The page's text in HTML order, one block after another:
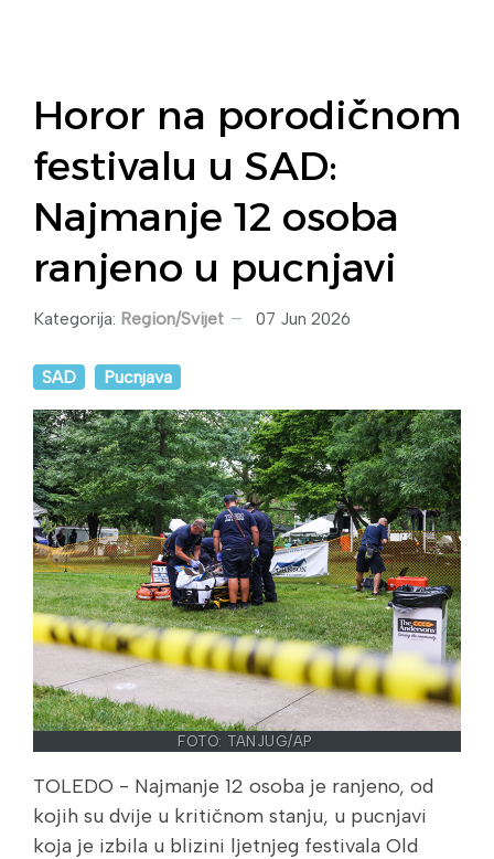
Horor na porodičnom
festivalu u SAD:
Najmanje 12 osoba
ranjeno u pucnjavi
Kategorija: Region/Svijet 07 Jun 2026
SAD Pucnjava
FOTO: TANJUG/AP
TOLEDO - Najmanje 12 osoba je ranjeno, od
kojih su dvije u kritičnom stanju, u pucnjavi
koja je izbila u blizini ljetnjeg festivala Old